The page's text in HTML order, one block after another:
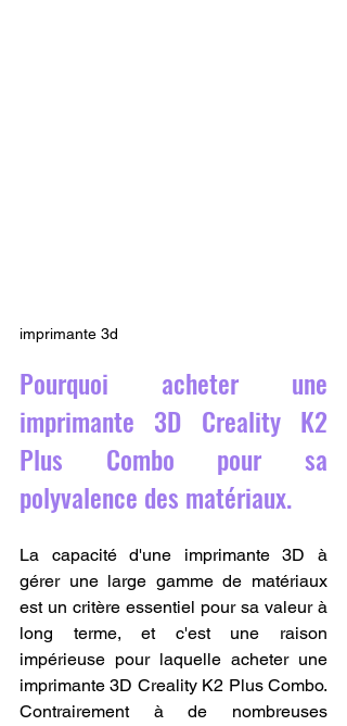
imprimante 3d
Pourquoi acheter une
imprimante 3D Creality K2
Plus Combo pour sa
polyvalence des matériaux.
La capacité d'une imprimante 3D à
gérer une large gamme de matériaux
est un critère essentiel pour sa valeur à
long terme, et c'est une raison
impérieuse pour laquelle acheter une
imprimante 3D Creality K2 Plus Combo.
Contrairement à de nombreuses